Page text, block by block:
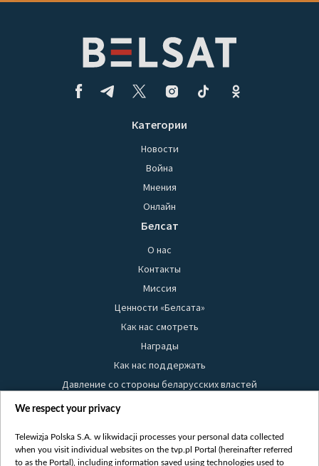
Категории
Новости
Война
Мнения
Онлайн
Белсат
О нас
Контакты
Миссия
Ценности «Белсата»
Как нас смотреть
Награды
Как нас поддержать
Давление со стороны беларусских властей
Правила использования материалов
Безопасность
Youtube
We respect your privacy
Telewizja Polska S.A. w likwidacji processes your personal data collected
when you visit individual websites on the tvp.pl Portal (hereinafter referred
to as the Portal), including information saved using technologies used to